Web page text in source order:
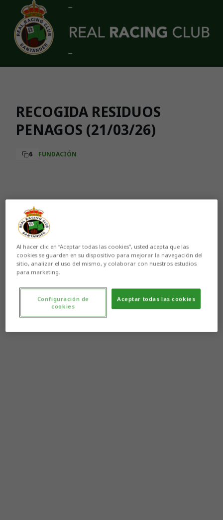
Skip to main content
RECOGIDA RESIDUOS
PENAGOS (21/03/26)
6 FUNDACIÓN
Aún no hay reacciones. ¡Sé el primero!
Al hacer clic en “Aceptar todas las cookies”, usted acepta que las
cookies se guarden en su dispositivo para mejorar la navegación del
sitio, analizar el uso del mismo, y colaborar con nuestros estudios
para marketing.
Aceptar todas las cookies
Configuración de
cookies